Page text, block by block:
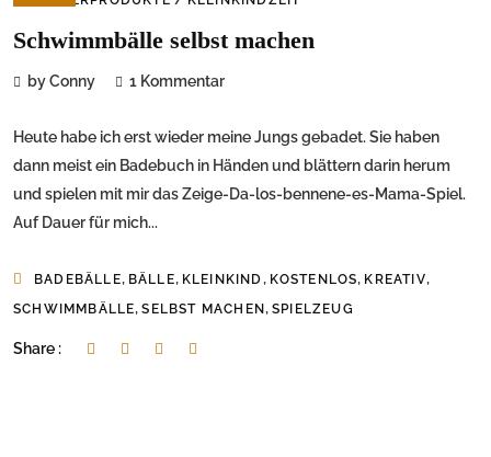
Schwimmbälle selbst machen
by Conny 1 Kommentar
Heute habe ich erst wieder meine Jungs gebadet. Sie haben
dann meist ein Badebuch in Händen und blättern darin herum
und spielen mit mir das Zeige-Da-los-bennene-es-Mama-Spiel.
Auf Dauer für mich...
BADEBÄLLE, BÄLLE, KLEINKIND, KOSTENLOS, KREATIV,
SCHWIMMBÄLLE,SELBST MACHEN,SPIELZEUG
Share :